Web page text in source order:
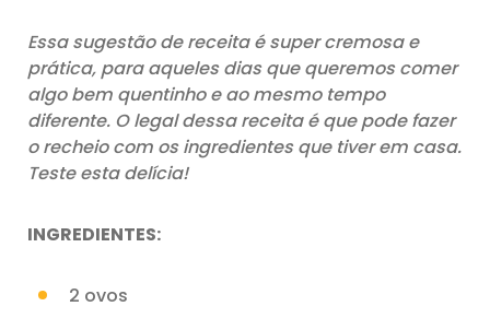
Essa sugestão de receita é super cremosa e
prática, para aqueles dias que queremos comer
algo bem quentinho e ao mesmo tempo
diferente. O legal dessa receita é que pode fazer
o recheio com os ingredientes que tiver em casa.
Teste esta delícia!
INGREDIENTES:
2 ovos